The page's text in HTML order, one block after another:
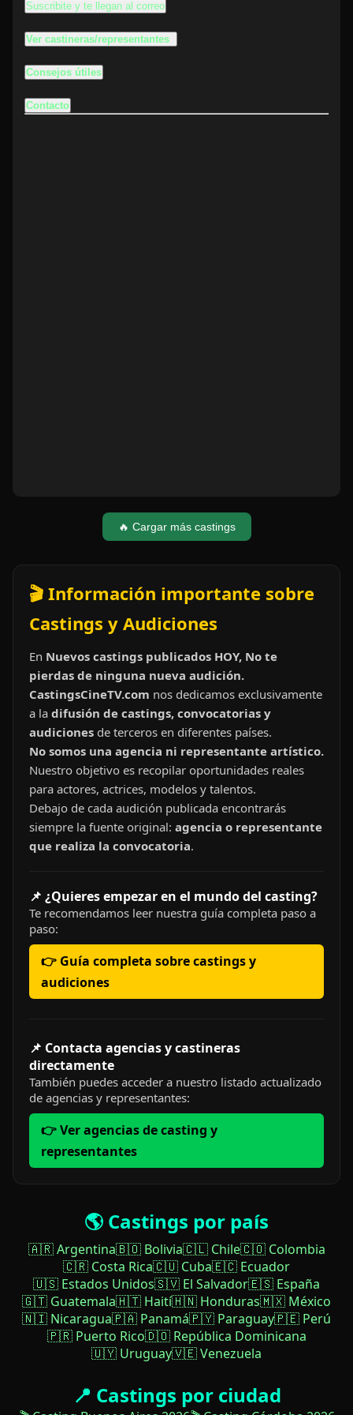
Suscribite y te llegan al correo
Ver castineras/representantes
Consejos útiles
Contacto
🔥 Cargar más castings
🎬 Información importante sobre
Castings y Audiciones
En Nuevos castings publicados HOY, No te
pierdas de ninguna nueva audición.
CastingsCineTV.com nos dedicamos exclusivamente
a la difusión de castings, convocatorias y
audiciones de terceros en diferentes países.
No somos una agencia ni representante artístico.
Nuestro objetivo es recopilar oportunidades reales
para actores, actrices, modelos y talentos.
Debajo de cada audición publicada encontrarás
siempre la fuente original: agencia o representante
que realiza la convocatoria.
📌 ¿Quieres empezar en el mundo del casting?
Te recomendamos leer nuestra guía completa paso a
paso:
👉 Guía completa sobre castings y
audiciones
📌 Contacta agencias y castineras
directamente
También puedes acceder a nuestro listado actualizado
de agencias y representantes:
👉 Ver agencias de casting y
representantes
🌎 Castings por país
🇦🇷 Argentina🇧🇴 Bolivia🇨🇱 Chile🇨🇴 Colombia
🇨🇷 Costa Rica🇨🇺 Cuba🇪🇨 Ecuador
🇺🇸 Estados Unidos🇸🇻 El Salvador🇪🇸 España
🇬🇹 Guatemala🇭🇹 Haití🇭🇳 Honduras🇲🇽 México
🇳🇮 Nicaragua🇵🇦 Panamá🇵🇾 Paraguay🇵🇪 Perú
🇵🇷 Puerto Rico🇩🇴 República Dominicana
🇺🇾 Uruguay🇻🇪 Venezuela
📍 Castings por ciudad